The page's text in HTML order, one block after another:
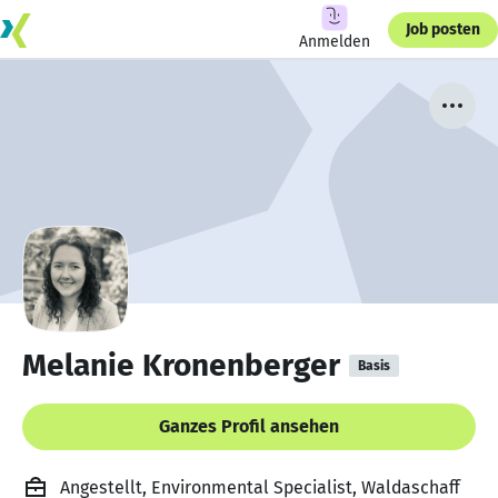
Anmelden
Job posten
Melanie Kronenberger Basis
Ganzes Profil ansehen
Angestellt, Environmental Specialist, Waldaschaff